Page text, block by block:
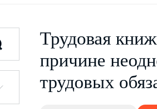
Трудовая
причине
трудовых